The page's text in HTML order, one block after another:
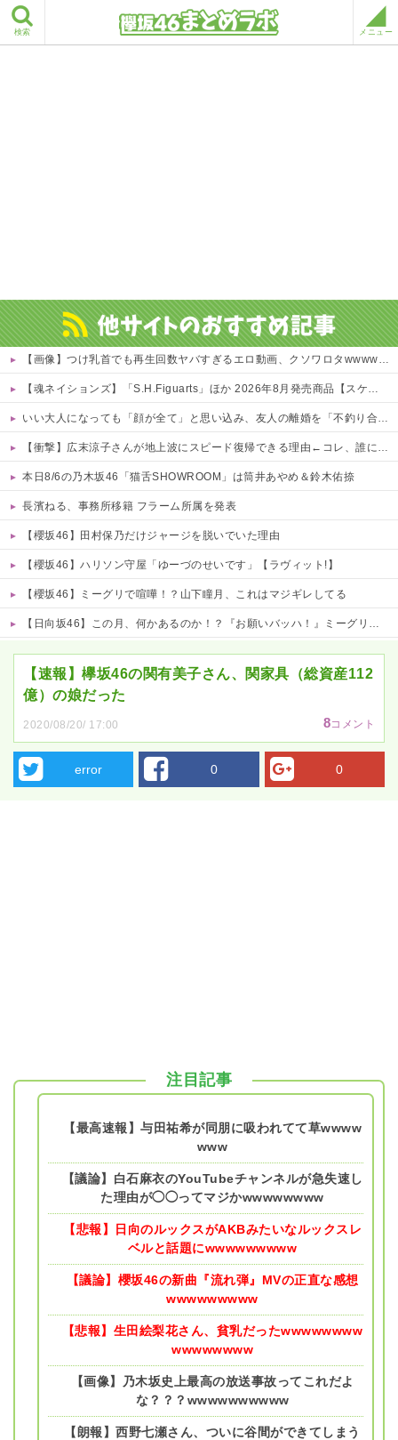
検索 メニュー
【画像】つけ乳首でも再生回数ヤバすぎるエロ動画、クソワロタwwww 他
【魂ネイションズ】「S.H.Figuarts」ほか 2026年8月発売商品【スケジュール公開】
いい大人になっても「顔が全て」と思い込み、友人の離婚を「不釣り合いだからw」と嘲笑する哀れな男現るｗｗトーク力も投資の才能もあるBくんを叩いてドヤる顔ファン男の浅はかさにガチで絶句
【衝撃】広末涼子さんが地上波にスピード復帰できる理由←コレ、誰にも分からない模様w w w w w w w w
本日8/6の乃木坂46「猫舌SHOWROOM」は筒井あやめ＆鈴木佑捺
長濱ねる、事務所移籍 フラーム所属を発表
【櫻坂46】田村保乃だけジャージを脱いでいた理由
【櫻坂46】ハリソン守屋「ゆーづのせいです」【ラヴィット!】
【櫻坂46】ミーグリで喧嘩！？山下瞳月、これはマジギレしてる
【日向坂46】この月、何かあるのか！？『お願いバッハ！』ミーグリ日程がこちら
【速報】欅坂46の関有美子さん、関家具（総資産112
億）の娘だった
2020/08/20/ 17:00 8コメント
error 0 0
注目記事
【最高速報】与田祐希が同朋に吸われてて草wwww
www
【議論】白石麻衣のYouTubeチャンネルが急失速し
た理由が◯◯ってマジかwwwwwwww
【悲報】日向のルックスがAKBみたいなルックスレ
ベルと話題にwwwwwwwww
【議論】櫻坂46の新曲『流れ弾』MVの正直な感想
wwwwwwwww
【悲報】生田絵梨花さん、貧乳だったwwwwwwww
wwwwwwww
【画像】乃木坂史上最高の放送事故ってこれだよ
な？？？wwwwwwwwww
【朗報】西野七瀬さん、ついに谷間ができてしまう